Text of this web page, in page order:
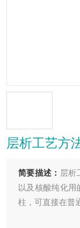
层析工艺方
简要描述： 层析
以及核酸纯化
柱，可直接在普